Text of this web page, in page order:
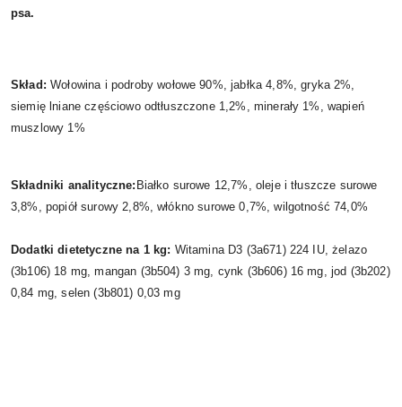
psa.
Skład: Wołowina i podroby wołowe 90%, jabłka 4,8%, gryka 2%,
siemię lniane częściowo odtłuszczone 1,2%, minerały 1%, wapień
muszlowy 1%
Składniki analityczne: Białko surowe 12,7%, oleje i tłuszcze surowe
3,8%, popiół surowy 2,8%, włókno surowe 0,7%, wilgotność 74,0%
Dodatki dietetyczne na 1 kg: Witamina D3 (3a671) 224 IU, żelazo
(3b106) 18 mg, mangan (3b504) 3 mg, cynk (3b606) 16 mg, jod (3b202)
0,84 mg, selen (3b801) 0,03 mg